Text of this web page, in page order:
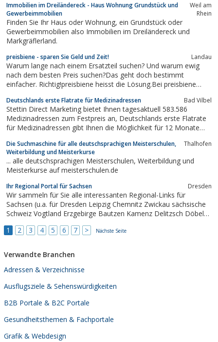
Pension, Ferien / Urlaub, Tourismus, Reisen, Auto, Wellness,
Jobs, Sport, Kultur...
Immobilien im Dreiländereck - Haus Wohnung Grundstück und
Gewerbeimmobilien
Weil am
Rhein
Finden Sie Ihr Haus oder Wohnung, ein Grundstück oder
Gewerbeimmobilien also Immobilien im Dreiländereck und
Markgräflerland.
preisbiene - sparen Sie Geld und Zeit! Landau
Warum lange nach einem Ersatzteil suchen? Und warum ewig
nach dem besten Preis suchen?Das geht doch bestimmt
einfacher. Richtig!preisbiene heisst die Lösung.Bei preisbiene
dem was Sie suchen und die Verkäufer machen Ihnen
Angebote.Einfacher geht es wirklich nicht....
Deutschlands erste Flatrate für Medizinadressen Bad Vilbel
Stettin Direct Marketing bietet Ihnen tagesaktuell 583.586
Medizinadressen zum Festpreis an, Deutschlands erste Flatrate
für Medizinadressen gibt Ihnen die Möglichkeit für 12 Monate
Bereits für jährlich nur 699, 00 Euro können Sie uneingeschränkt
auf alle Adressen...
Die Suchmaschine für alle deutschsprachigen Meisterschulen,
Weiterbildung und Meisterkurse
Thalhofen
... alle deutschsprachigen Meisterschulen, Weiterbildung und
Meisterkurse auf meisterschulen.de
Ihr Regional Portal für Sachsen Dresden
Wir sammeln für Sie alle interessanten Regional-Links für
Sachsen (u.a. für Dresden Leipzig Chemnitz Zwickau sächsische
Schweiz Vogtland Erzgebirge Bautzen Kamenz Delitzsch Döbeln
den Bereichen Handwerk, Immobilien, Bauen, Handel,
1 2 3 4 5 6 7 > Nächste Seite
Verwandte Branchen
Adressen & Verzeichnisse
Ausflugsziele & Sehenswürdigkeiten
B2B Portale & B2C Portale
Gesundheitsthemen & Fachportale
Grafik & Webdesign